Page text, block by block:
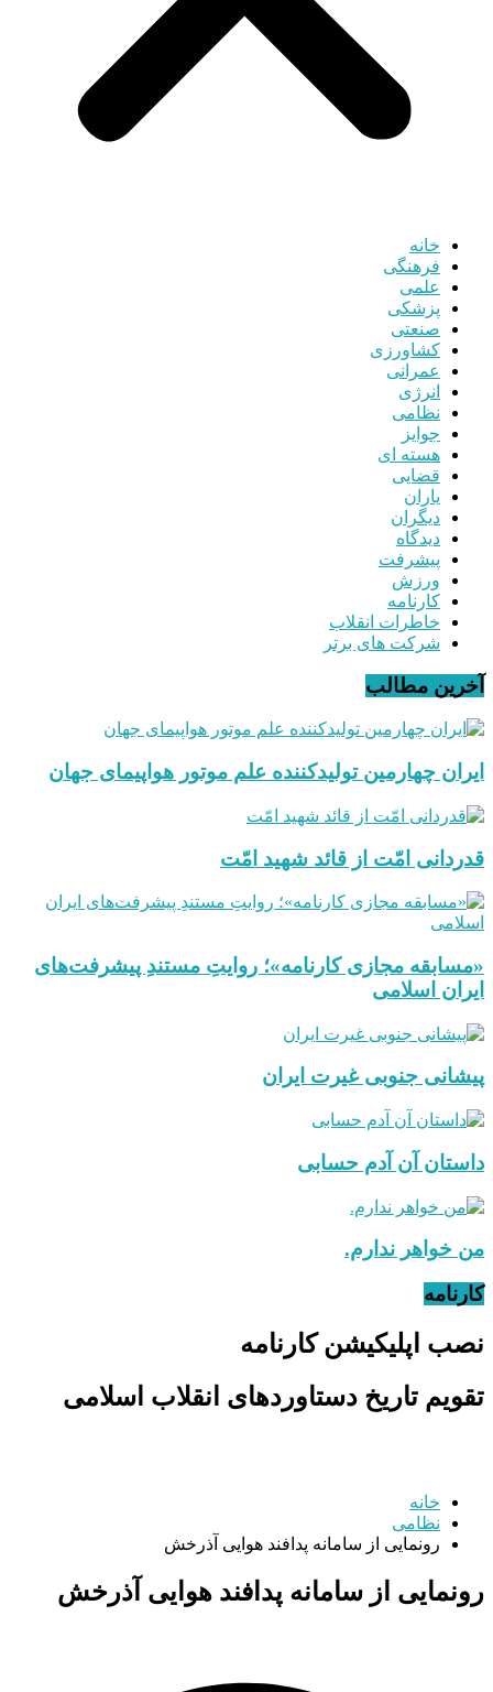
خانه
فرهنگی
علمی
پزشکی
صنعتی
کشاورزی
عمرانی
انرژی
نظامی
جوایز
هسته ای
قضایی
یاران
دیگران
دیدگاه
پیشرفت
ورزش
کارنامه
خاطرات انقلاب
شرکت های برتر
آخرین مطالب
ایران چهارمین تولیدکننده علم موتور هواپیمای جهان
قدردانی امّت از قائد شهید امّت
«مسابقه مجازی کارنامه»؛ روایتِ مستندِ پیشرفت‌های
ایران اسلامی
پیشانی جنوبی غیرت ایران
داستان آن آدم حسابی
من خواهر ندارم.
کارنامه
نصب اپلیکیشن کارنامه
تقویم تاریخ دستاوردهای انقلاب اسلامی
خانه
نظامی
رونمایی از سامانه پدافند هوایی آذرخش
رونمایی از سامانه پدافند هوایی آذرخش